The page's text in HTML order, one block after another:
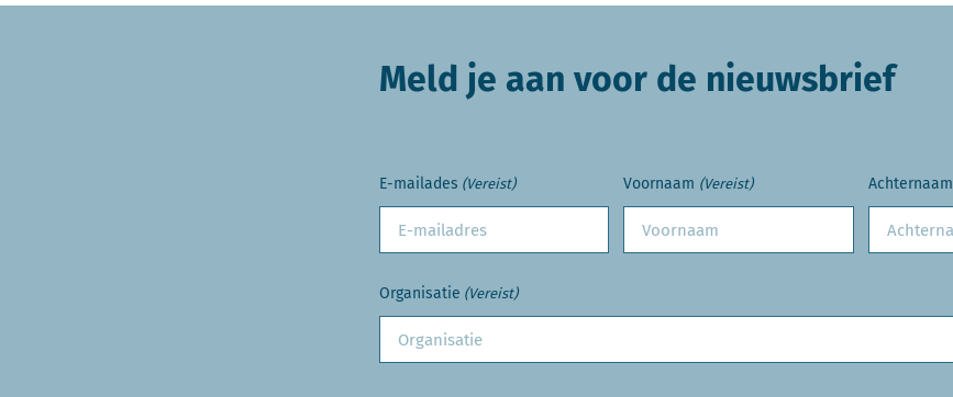
Meld je aan voor de nieuwsbrief
E-mailades (Vereist) Voornaam (Vereist) Achternaam
Organisatie (Vereist)